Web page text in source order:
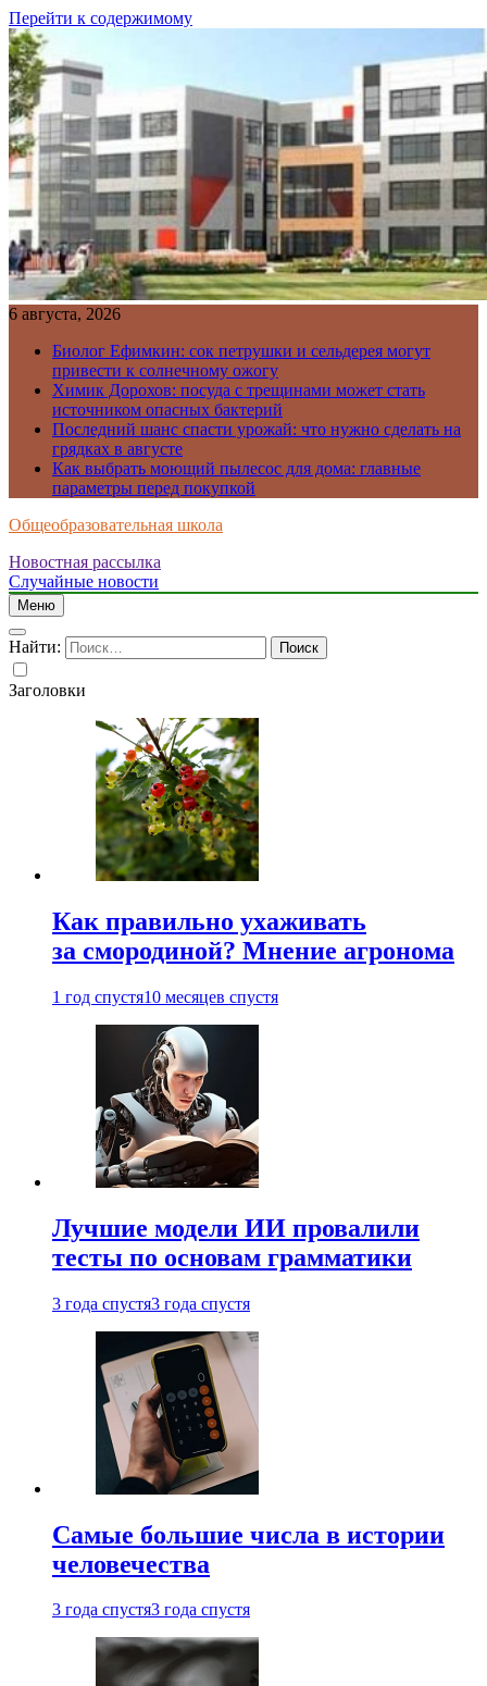
Перейти к содержимому
6 августа, 2026
Биолог Ефимкин: сок петрушки и сельдерея могут
привести к солнечному ожогу
Химик Дорохов: посуда с трещинами может стать
источником опасных бактерий
Последний шанс спасти урожай: что нужно сделать на
грядках в августе
Как выбрать моющий пылесос для дома: главные
параметры перед покупкой
Общеобразовательная школа
Новостная рассылка
Случайные новости
Меню
Найти:
Заголовки
Как правильно ухаживать
за смородиной? Мнение агронома
1 год спустя10 месяцев спустя
Лучшие модели ИИ провалили
тесты по основам грамматики
3 года спустя3 года спустя
Самые большие числа в истории
человечества
3 года спустя3 года спустя